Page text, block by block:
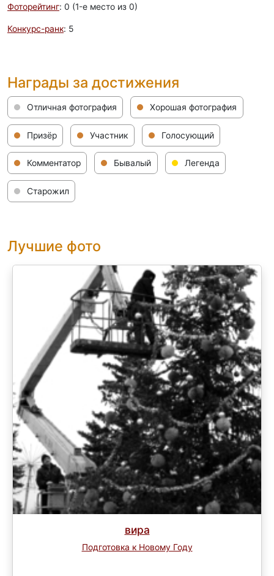
Фоторейтинг: 0 (1-e место из 0)
Конкурс-ранк: 5
Награды за достижения
Отличная фотография Хорошая фотография
Призёр Участник Голосующий
Комментатор Бывалый Легенда
Старожил
Лучшие фото
вира
Подготовка к Новому Году